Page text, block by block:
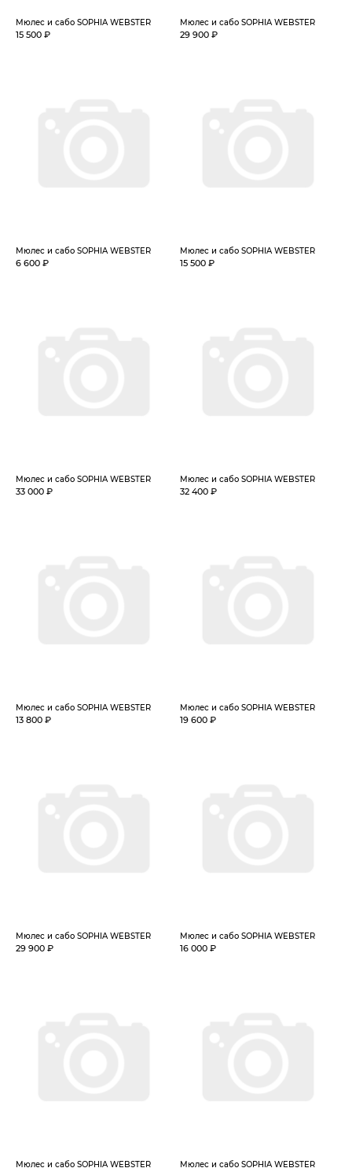
Мюлес и сабо SOPHIA WEBSTER
15 500 ₽
Мюлес и сабо SOPHIA WEBSTER
29 900 ₽
Мюлес и сабо SOPHIA WEBSTER
6 600 ₽
Мюлес и сабо SOPHIA WEBSTER
15 500 ₽
Мюлес и сабо SOPHIA WEBSTER
33 000 ₽
Мюлес и сабо SOPHIA WEBSTER
32 400 ₽
Мюлес и сабо SOPHIA WEBSTER
13 800 ₽
Мюлес и сабо SOPHIA WEBSTER
19 600 ₽
Мюлес и сабо SOPHIA WEBSTER
29 900 ₽
Мюлес и сабо SOPHIA WEBSTER
16 000 ₽
Мюлес и сабо SOPHIA WEBSTER Мюлес и сабо SOPHIA WEBSTER